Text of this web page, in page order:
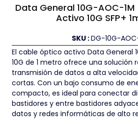
Data General 10G-AOC-
Activo 10G SFP+
SKU :DG-10G-
El cable óptico activo Data General
10G de 1 metro ofrece una solución
transmisión de datos a alta
cortas. Con un bajo consumo de
compacto, es ideal para conectar
bastidores y entre bastidores
datos y redes informáticas de alto